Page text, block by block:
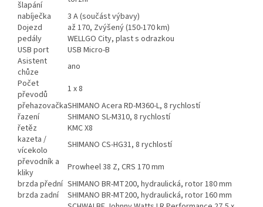
šlapání
nabíječka
3 A (součást výbavy)
Dojezd
až 170, Zvýšený (150-170 km)
pedály
WELLGO City, plast s odrazkou
USB port
USB Micro-B
Asistent
chůze
ano
Počet
převodů
1 x 8
přehazovačkaSHIMANO Acera RD-M360-L, 8 rychlostí
řazení
SHIMANO SL-M310, 8 rychlostí
řetěz
KMC X8
kazeta /
vícekolo
SHIMANO CS-HG31, 8 rychlostí
převodník a
kliky
Prowheel 38 Z, CRS 170 mm
brzda přední SHIMANO BR-MT200, hydraulická, rotor 180 mm
brzda zadní
SHIMANO BR-MT200, hydraulická, rotor 160 mm